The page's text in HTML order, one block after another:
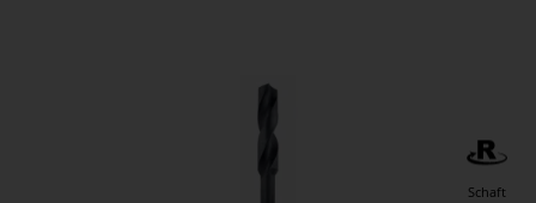
Schaft